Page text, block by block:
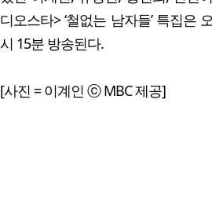
디오스타> ‘철없는 남자들’ 특집은
시 15분 방송된다.
[사진 = 이계인 ⓒ MBC 제공]